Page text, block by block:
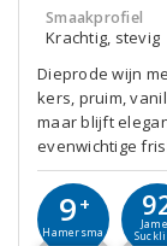
Smaakprofiel
Krachtig, stevig
Dieprode wijn
kers, pruim,
maar blijft
evenwichtige
9 +
Hamersma